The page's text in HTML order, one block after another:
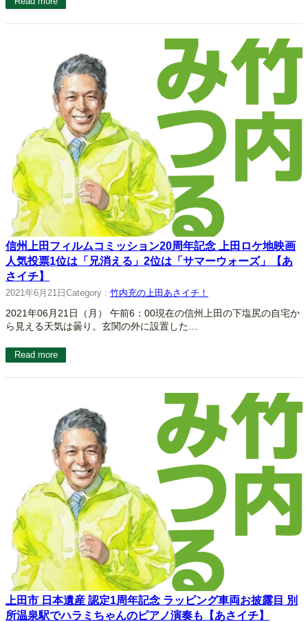
信州上田フィルムコミッション20周年記念 上田ロケ地映画
人気投票1位は「兄消える」2位は「サマーウォーズ」【あ
さイチ】
2021年6月21日 Category : 竹内充の上田あさイチ！
2021年06月21日（月） 午前6：00現在の信州上田の下塩尻の自宅か
ら見える天気は曇り。玄関の外に設置した…
Read more
上田市 日本遺産 認定1周年記念 ラッピング車両お披露目 別
所温泉駅でハラミちゃんのピアノ演奏も【あさイチ】